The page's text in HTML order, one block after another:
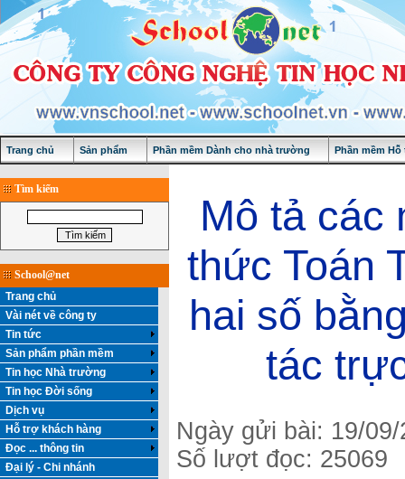
Trang chủ Sản phẩm Phần mềm Dành cho nhà trường Phần mềm
Tìm kiếm
School@net
Trang chủ
Vài nét về công ty
Tin tức
Sản phẩm phần mềm
Tin học Nhà trường
Tin học Đời sống
Dịch vụ
Hỗ trợ khách hàng
Đọc ... thông tin
Đại lý - Chi nhánh
Mô tả các
thức Toán
hai số
tác
Ngày gửi bài: 19/09/
Số lượt đọc: 25069